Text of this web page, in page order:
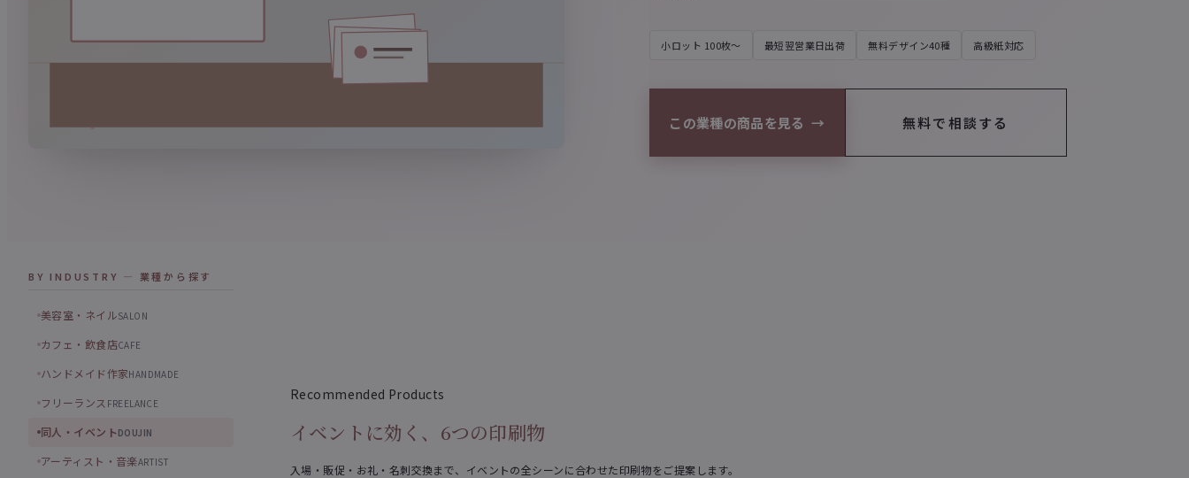
小ロット 100枚〜 最短翌営業日出荷 無料デザイン40種 高級紙対応
この業種の商品を見る → 無料で相談する
BY INDUSTRY — 業種から探す
美容室・ネイルSALON
カフェ・飲食店CAFE
ハンドメイド作家HANDMADE
フリーランス FREELANCE
同人・イベントDOUJIN
アーティスト・音楽ARTIST
Recommended Products
イベントに効く、6つの印刷物
入場・販促・お礼・名刺交換まで、イベントの全シーンに合わせた印刷物をご提案します。